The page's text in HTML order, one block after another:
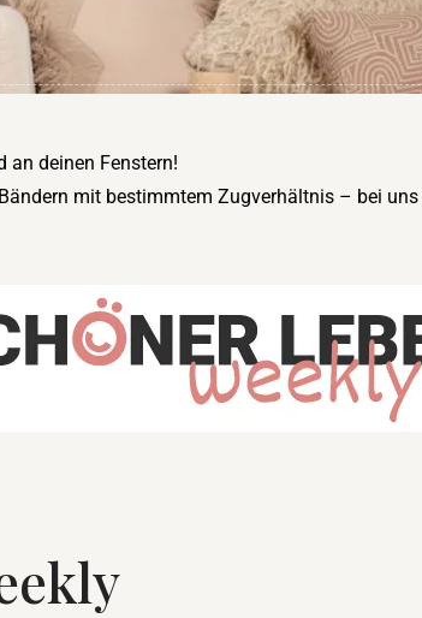
an deinen Fenstern!
mit bestimmtem Zugverhältnis – bei